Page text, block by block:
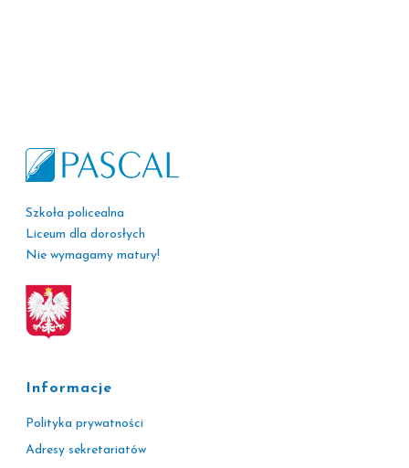
Szkoła policealna
Liceum dla dorosłych
Nie wymagamy matury!
Informacje
Polityka prywatności
Adresy sekretariatów